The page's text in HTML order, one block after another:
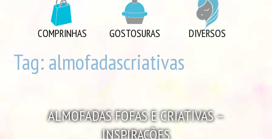
DIVERSOS
EU AMO
INSPIRAÇÕES
COMPRINHAS GOSTOSURAS DIVERSOS
Tag:almofadascriativas
ALMOFADAS FOFAS E CRIATIVAS –
INSPIRAÇÕES